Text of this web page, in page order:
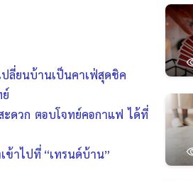
ลี่ยนบ้านเป็นคาเฟ่สุดชิค
ะดวก ตอบโจทย์คอกาแฟ ได้ที่
ข้าไปที่ “เทรนด์บ้าน”